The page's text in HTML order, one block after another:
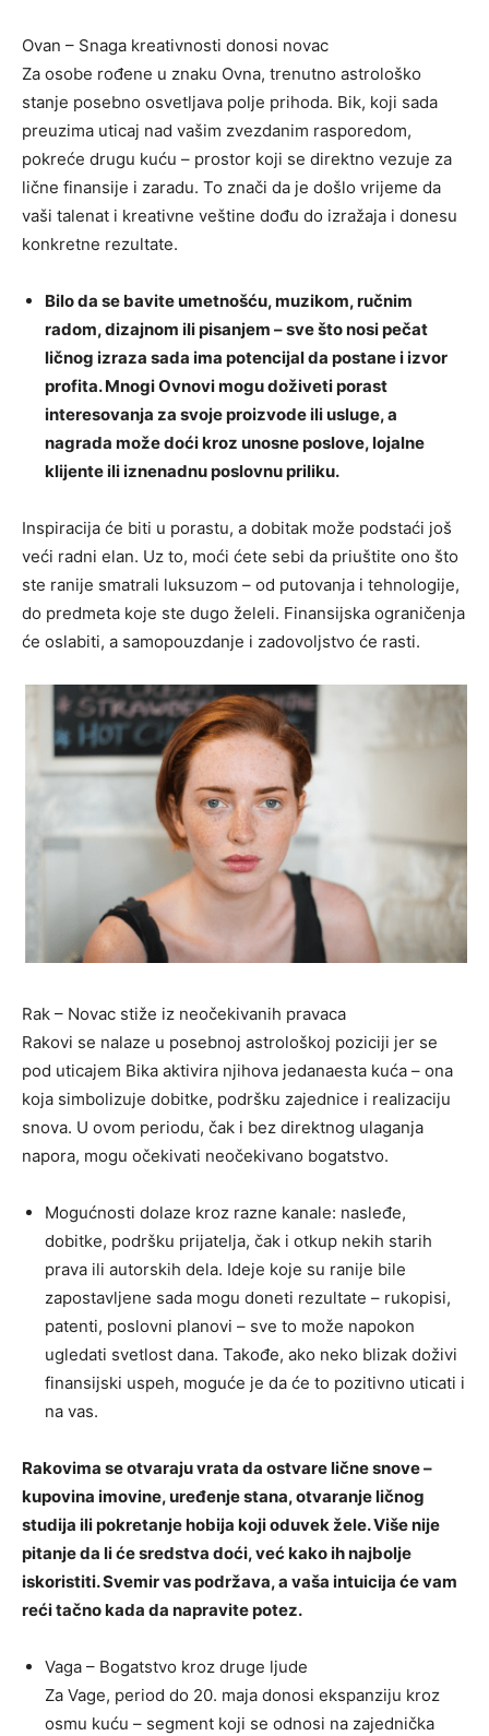
Ovan – Snaga kreativnosti donosi novac
Za osobe rođene u znaku Ovna, trenutno astrološko
stanje posebno osvetljava polje prihoda. Bik, koji sada
preuzima uticaj nad vašim zvezdanim rasporedom,
pokreće drugu kuću – prostor koji se direktno vezuje za
lične finansije i zaradu. To znači da je došlo vrijeme da
vaši talenat i kreativne veštine dođu do izražaja i donesu
konkretne rezultate.
Bilo da se bavite umetnošću, muzikom, ručnim
radom, dizajnom ili pisanjem – sve što nosi pečat
ličnog izraza sada ima potencijal da postane i izvor
profita. Mnogi Ovnovi mogu doživeti porast
interesovanja za svoje proizvode ili usluge, a
nagrada može doći kroz unosne poslove, lojalne
klijente ili iznenadnu poslovnu priliku.
Inspiracija će biti u porastu, a dobitak može podstaći još
veći radni elan. Uz to, moći ćete sebi da priuštite ono što
ste ranije smatrali luksuzom – od putovanja i tehnologije,
do predmeta koje ste dugo želeli. Finansijska ograničenja
će oslabiti, a samopouzdanje i zadovoljstvo će rasti.
Rak – Novac stiže iz neočekivanih pravaca
Rakovi se nalaze u posebnoj astrološkoj poziciji jer se
pod uticajem Bika aktivira njihova jedanaesta kuća – ona
koja simbolizuje dobitke, podršku zajednice i realizaciju
snova. U ovom periodu, čak i bez direktnog ulaganja
napora, mogu očekivati neočekivano bogatstvo.
Mogućnosti dolaze kroz razne kanale: nasleđe,
dobitke, podršku prijatelja, čak i otkup nekih starih
prava ili autorskih dela. Ideje koje su ranije bile
zapostavljene sada mogu doneti rezultate – rukopisi,
patenti, poslovni planovi – sve to može napokon
ugledati svetlost dana. Takođe, ako neko blizak doživi
finansijski uspeh, moguće je da će to pozitivno uticati i
na vas.
Rakovima se otvaraju vrata da ostvare lične snove –
kupovina imovine, uređenje stana, otvaranje ličnog
studija ili pokretanje hobija koji oduvek žele. Više nije
pitanje da li će sredstva doći, već kako ih najbolje
iskoristiti. Svemir vas podržava, a vaša intuicija će vam
reći tačno kada da napravite potez.
Vaga – Bogatstvo kroz druge ljude
Za Vage, period do 20. maja donosi ekspanziju kroz
osmu kuću – segment koji se odnosi na zajednička